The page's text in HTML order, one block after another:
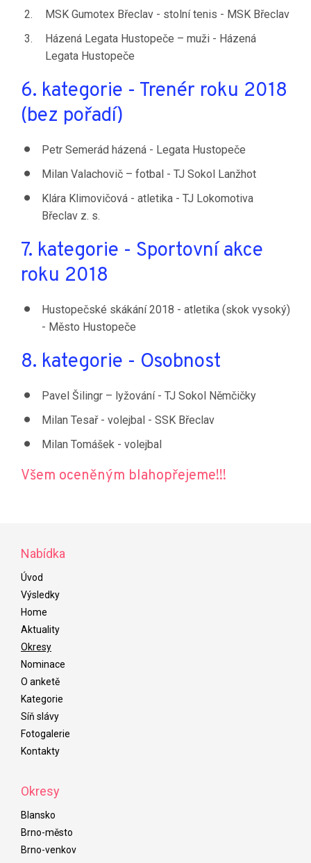
MSK Gumotex Břeclav - stolní tenis - MSK Břeclav
Házená Legata Hustopeče – muži - Házená
Legata Hustopeče
6. kategorie - Trenér roku 2018
(bez pořadí)
Petr Semerád házená - Legata Hustopeče
Milan Valachovič – fotbal - TJ Sokol Lanžhot
Klára Klimovičová - atletika - TJ Lokomotiva
Břeclav z. s.
7. kategorie - Sportovní akce
roku 2018
Hustopečské skákání 2018 - atletika (skok vysoký)
- Město Hustopeče
8. kategorie - Osobnost
Pavel Šilingr – lyžování - TJ Sokol Němčičky
Milan Tesař - volejbal - SSK Břeclav
Milan Tomášek - volejbal
Všem oceněným blahopřejeme!!!
Nabídka
Úvod
Výsledky
Home
Aktuality
Okresy
Nominace
O anketě
Kategorie
Síň slávy
Fotogalerie
Kontakty
Okresy
Blansko
Brno-město
Brno-venkov